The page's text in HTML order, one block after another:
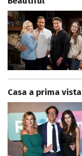
Casa a prima vista